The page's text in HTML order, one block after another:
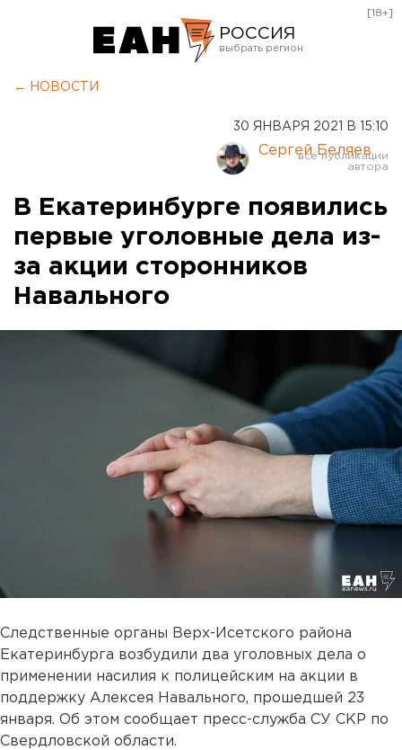
РОССИЯ
Курган
Оренбург
[18+]
← НОВОСТИ
30 ЯНВАРЯ 2021 В 15:10
Сергей Беляев
В Екатеринбурге появились
первые уголовные дела из-
за акции сторонников
Навального
Следственные органы Верх-Исетского района
Екатеринбурга возбудили два уголовных дела о
применении насилия к полицейским на акции в
поддержку Алексея Навального, прошедшей 23
января. Об этом сообщает пресс-служба СУ СКР по
Свердловской области.